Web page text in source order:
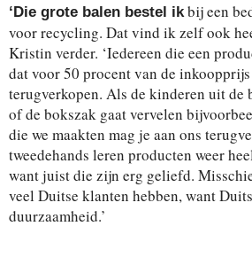
‘Die grote balen bestel ik bij een
voor recycling. Dat vind ik zelf ook
Kristin verder. ‘Iedereen die een
dat voor 50 procent van de inkoopprijs
terugverkopen. Als de kinderen uit de
of de bokszak gaat vervelen
die we maakten mag je aan ons
tweedehands leren producten weer
want juist die zijn erg geliefd.
veel Duitse klanten hebben, want
duurzaamheid.’